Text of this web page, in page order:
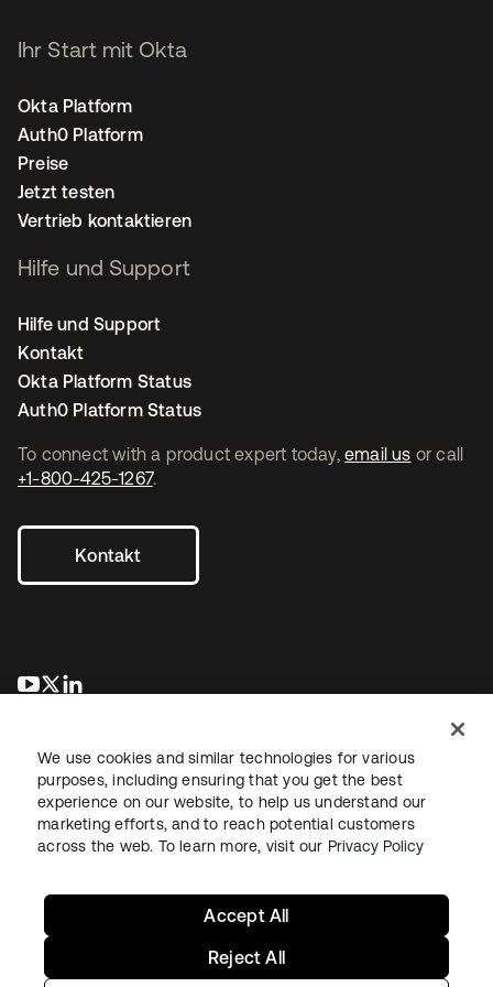
To connect with a product expert today, email us or call
+1-800-425-1267.
Kontakt
wird in einer neuen Registerkarte geöffnet
wird in einer neuen Registerkarte geöffnet
Ihr Start mit Okta
Okta Platform
Auth0 Platform
Preise
Jetzt testen
Vertrieb kontaktieren
Hilfe und Support
Hilfe und Support
Kontakt
Okta Platform Status
Auth0 Platform Status
RechtDatenschutzrichtlinieNutzungsbedingungenSicherheit
We use cookies and similar technologies for various
purposes, including ensuring that you get the best
experience on our website, to help us understand our
marketing efforts, and to reach potential customers
across the web. To learn more, visit our Privacy Policy
Reject All
Accept All